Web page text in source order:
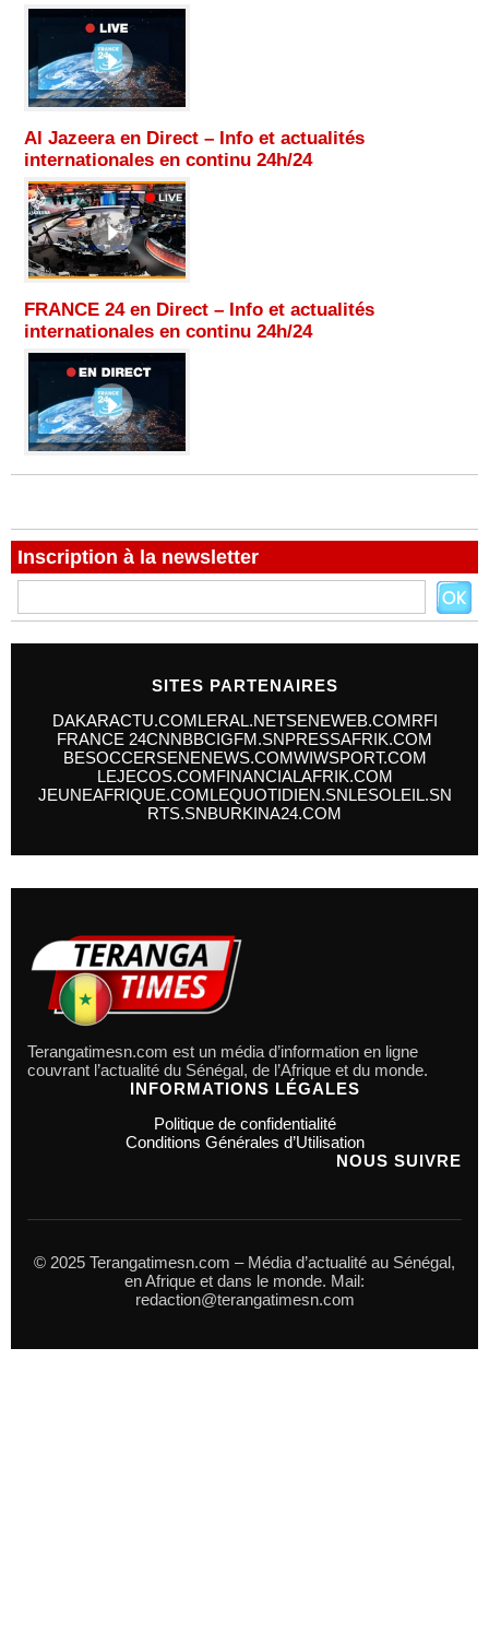
Al Jazeera en Direct – Info et actualités
internationales en continu 24h/24
FRANCE 24 en Direct – Info et actualités
internationales en continu 24h/24
Inscription à la newsletter
SITES PARTENAIRES
DAKARACTU.COMLERAL.NETSENEWEB.COMRFI
FRANCE 24CNNBBCIGFM.SNPRESSAFRIK.COM
BESOCCERSENENEWS.COMWIWSPORT.COM
LEJECOS.COMFINANCIALAFRIK.COM
JEUNEAFRIQUE.COMLEQUOTIDIEN.SNLESOLEIL.SN
RTS.SNBURKINA24.COM
Terangatimesn.com est un média d’information en ligne
couvrant l’actualité du Sénégal, de l’Afrique et du monde.
INFORMATIONS LÉGALES
Politique de confidentialité
Conditions Générales d’Utilisation
NOUS SUIVRE
© 2025 Terangatimesn.com – Média d’actualité au Sénégal,
en Afrique et dans le monde. Mail:
redaction@terangatimesn.com